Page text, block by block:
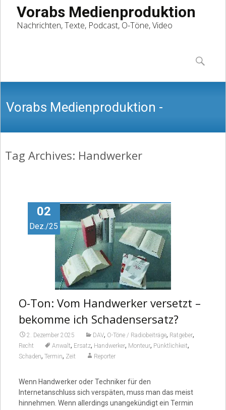
Vorabs Medienproduktion
Nachrichten, Texte, Podcast, O-Töne, Video
content
Suchen
nach:
Vorabs Medienproduktion -
Nachrichten, Texte, Podcast, O-Töne,
Video
Tag Archives: Handwerker
02
Dez./25
O-Ton: Vom Handwerker versetzt –
bekomme ich Schadensersatz?
2. Dezember 2025 DAV, O-Töne / Radiobeiträge, Ratgeber,
Recht Anwalt, Ersatz, Handwerker, Monteur, Pünktlichkeit,
Schaden, Termin, Zeit Reporter
Wenn Handwerker oder Techniker für den
Internetanschluss sich verspäten, muss man das meist
hinnehmen. Wenn allerdings unangekündigt ein Termin